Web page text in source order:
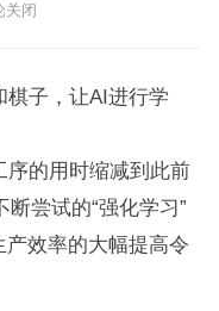
关闭
棋子，让AI进行学
序的用时缩减到此前
尝试的“强化学习”
效率的大幅提高令